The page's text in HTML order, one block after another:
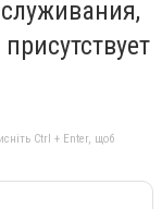
Ctrl + Enter, щоб